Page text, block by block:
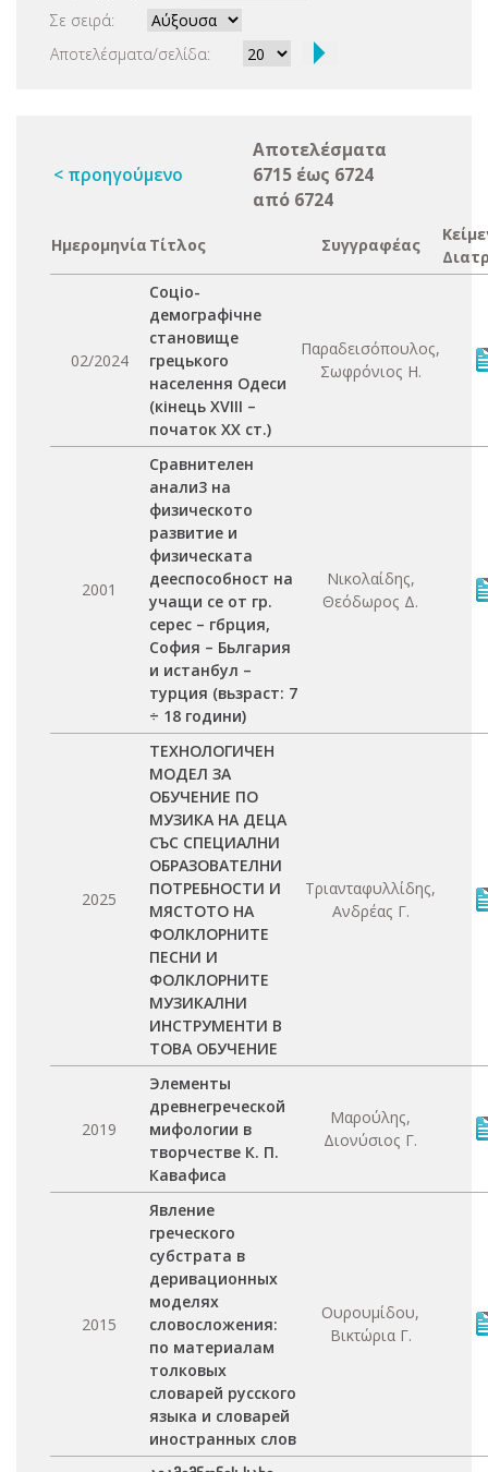
Σε σειρά:
Αποτελέσματα/σελίδα:
< προηγούμενο
Αποτελέσματα
6715 έως 6724
από 6724
Ημερομηνία Τίτλος Συγγραφέας
02/2024
Соціо-
демографічне
становище
грецького
населення Одеси
(кінець XVIII –
початок XX ст.)
Παραδεισόπουλος,
Σωφρόνιος Η.
2001
Сравнителен
анали3 на
физическото
развитие и
физическата
дееспособност на
учащи се от гр.
серес – гбрция,
София – Бьлгария
и истанбул –
турция (вьзраст: 7
÷ 18 години)
Νικολαίδης,
Θεόδωρος Δ.
2025
ТЕХНОЛОГИЧЕН
МОДЕЛ ЗА
ОБУЧЕНИЕ ПО
МУЗИКА НА ДЕЦА
СЪС СПЕЦИАЛНИ
ОБРАЗОВАТЕЛНИ
ПОТРЕБНОСТИ И
МЯСТОТО НА
ФОЛКЛОРНИТЕ
ПЕСНИ И
ФОЛКЛОРНИТЕ
МУЗИКАЛНИ
ИНСТРУМЕНТИ В
ТОВА ОБУЧЕНИЕ
Τριανταφυλλίδης,
Ανδρέας Γ.
2019
Элементы
древнегреческой
мифологии в
творчестве К. П.
Кавафиса
Μαρούλης,
Διονύσιος Γ.
2015
Явление
греческого
субстрата в
деривационных
моделях
словосложения:
по материалам
толковых
словарей русского
языка и словарей
иностранных слов
Ουρουμίδου,
Βικτώρια Γ.